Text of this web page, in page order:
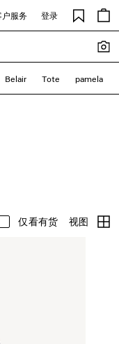
户服务 登录
Belair Tote pamela
仅看有货 视图